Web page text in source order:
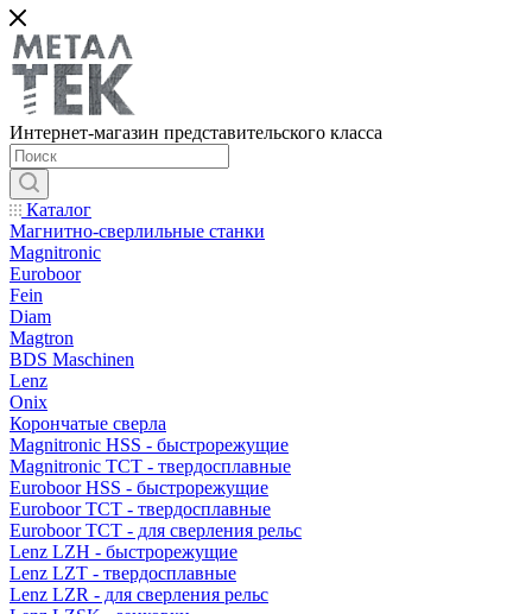
Интернет-магазин представительского класса
Каталог
Магнитно-сверлильные станки
Magnitronic
Euroboor
Fein
Diam
Magtron
BDS Maschinen
Lenz
Onix
Корончатые сверла
Magnitronic HSS - быстрорежущие
Magnitronic TCT - твердосплавные
Euroboor HSS - быстрорежущие
Euroboor TCT - твердосплавные
Euroboor TCT - для сверления рельс
Lenz LZH - быстрорежущие
Lenz LZT - твердосплавные
Lenz LZR - для сверления рельс